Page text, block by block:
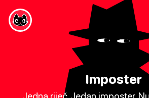
Imposter
Jedna riječ. Jedan imposter.